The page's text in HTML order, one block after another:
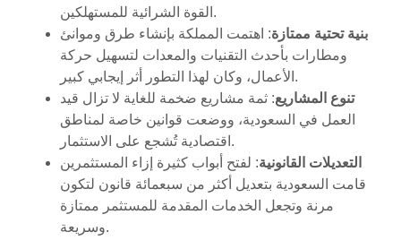
القوة الشرائية للمستهلكين.
بنية تحتية ممتازة: اهتمت المملكة بإنشاء طرق وموانئ
ومطارات بأحدث التقنيات والمعدات لتسهيل حركة
الأعمال، وكان لهذا التطور أثر إيجابي كبير.
تنوع المشاريع: ثمة مشاريع ضخمة للغاية لا تزال قيد
العمل في السعودية، ووضعت قوانين خاصة لمناطق
اقتصادية تُشجع على الاستثمار.
التعديلات القانونية: لفتح أبواب كثيرة إزاء المستثمرين
قامت السعودية بتعديل أكثر من سبعمائة قانون لتكون
مرنة وتجعل الخدمات المقدمة للمستثمر ممتازة
وسريعة.